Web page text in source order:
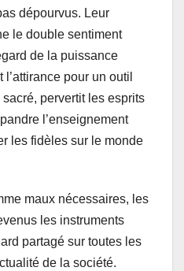
dépourvus. Leur
le double sentiment
de la puissance
pour un outil
pervertit les esprits
l’enseignement
les fidèles sur le monde
maux nécessaires, les
les instruments
partagé sur toutes les
de la société.